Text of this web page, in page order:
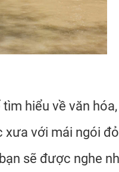
hiểu về văn
với mái ngói
sẽ được nghe